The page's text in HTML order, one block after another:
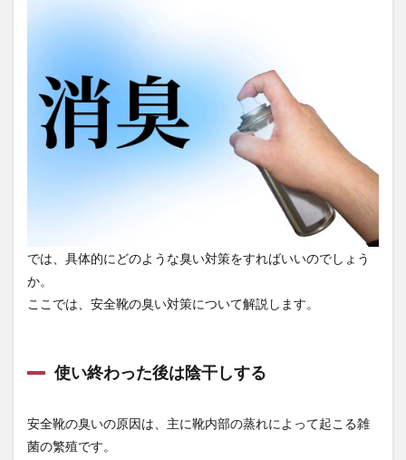
トを
入れ
てお
靴の
【安
もる
では、具体的にどのような臭い対策をすればいいのでしょう
か。
ここでは、安全靴の臭い対策について解説します。
使い終わった後は陰干しする
安全靴の臭いの原因は、主に靴内部の蒸れによって起こる雑
菌の繁殖です。